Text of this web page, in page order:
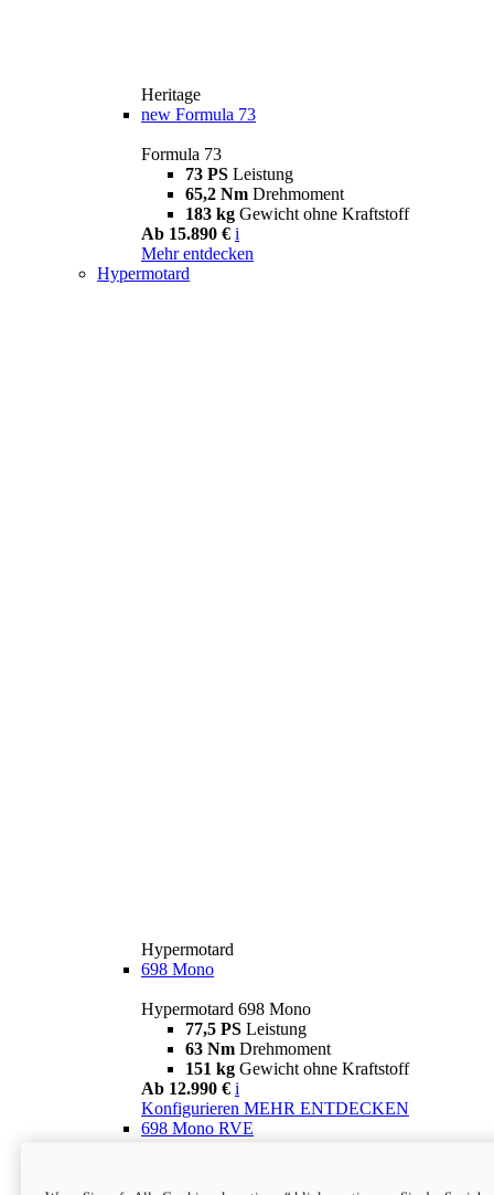
Heritage
new Formula 73
Formula 73
73 PS Leistung
65,2 Nm Drehmoment
183 kg Gewicht ohne Kraftstoff
Ab 15.890 € i
Mehr entdecken
Hypermotard
Hypermotard
698 Mono
Hypermotard 698 Mono
77,5 PS Leistung
63 Nm Drehmoment
151 kg Gewicht ohne Kraftstoff
Ab 12.990 € i
Konfigurieren MEHR ENTDECKEN
698 Mono RVE
77,5 PS
Leistung